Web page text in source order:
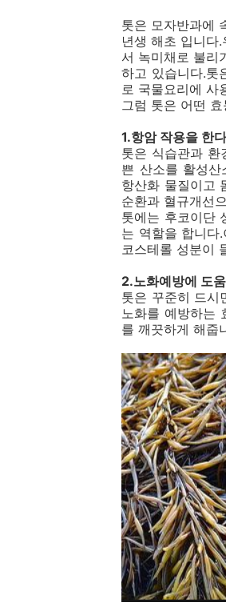
톳은 모자반과에
년생 해초 입니다
서 녹미채로 불리
하고 있습니다.톳
로 국물요리에 사
그럼 톳은 어떤
1.항암 작용을 한다
톳은 식습관과 환
쁜 산소를 활성
항산화 물질이고
순환과 혈규개선
톳에는 후코이단
는 역할을 합니다
코스테롤 성분이
2.노화예방에 도
톳은 꾸준히 드시
노화를 예방하는
를 깨끗하게 해줍